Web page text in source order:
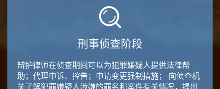
刑事侦查阶段
辩护律师在侦查期间可以为犯罪嫌疑人提供法律帮
助；代理申诉、控告；申请变更强制措施； 向侦查机
关了解犯罪嫌疑人涉嫌的罪名和案件有关情况，提出